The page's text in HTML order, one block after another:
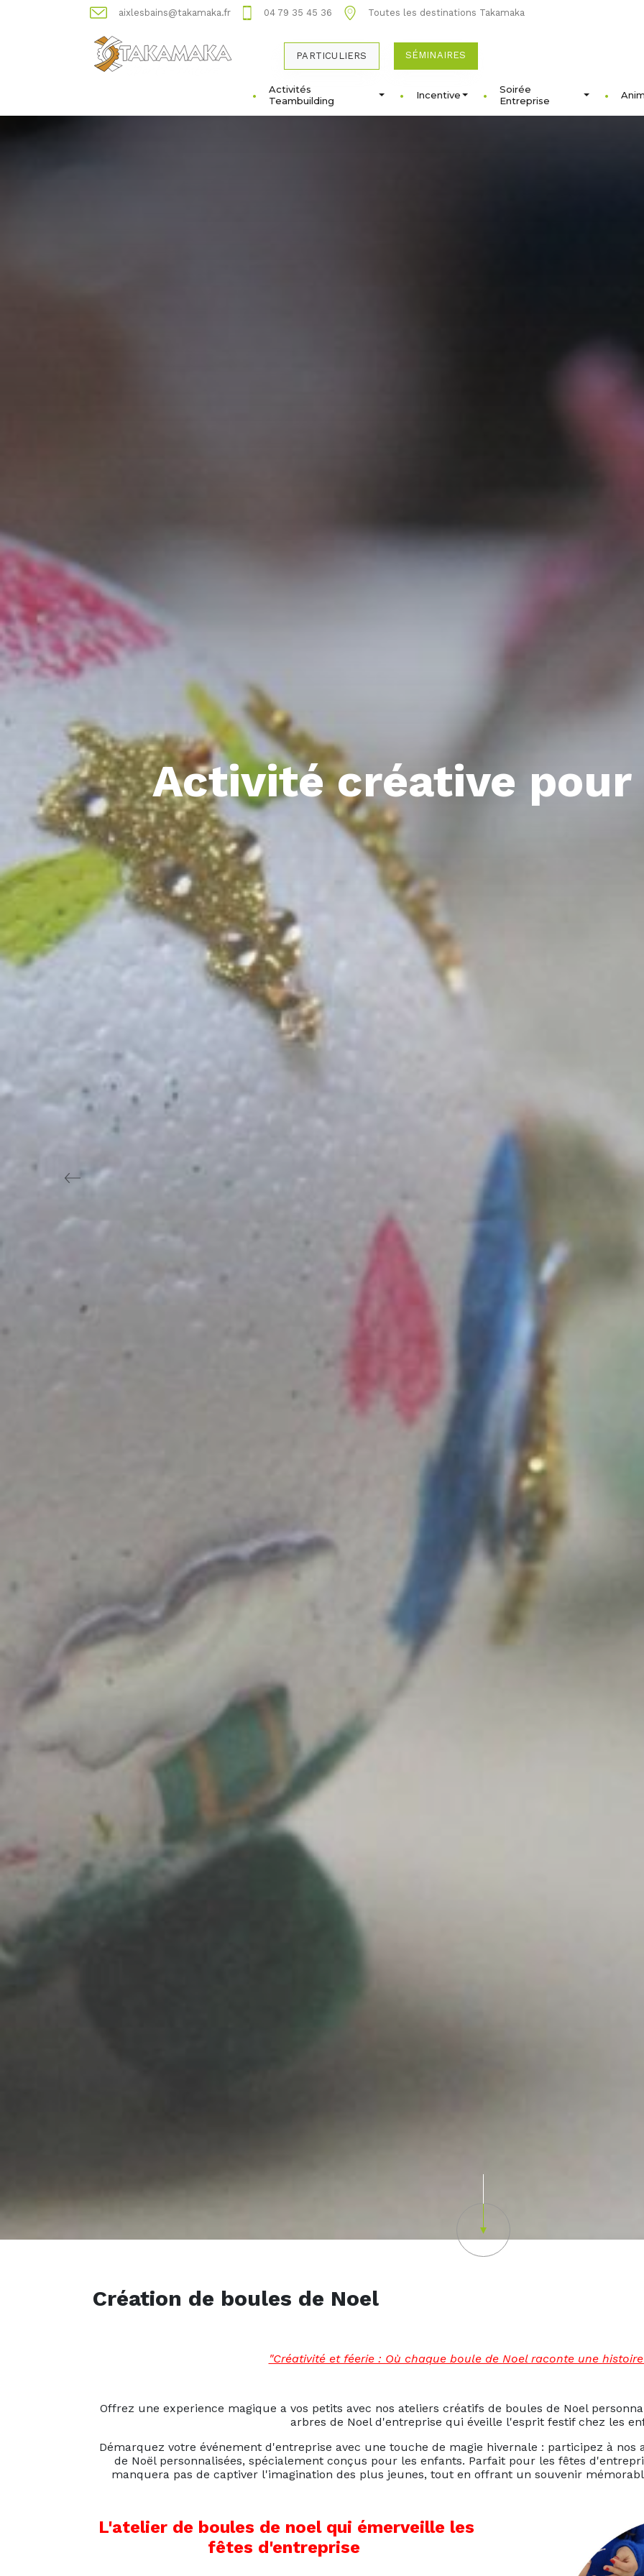
aixlesbains@takamaka.fr 04 79 35 45 36 Toutes les destinations Takamaka
PARTICULIERS SÉMINAIRES
Activités
Teambuilding
Incentive
Soirée
Entreprise
Activité créative
Previous
Création de boules de Noel
"Créativité et féerie : Où chaque boule de Noel raconte une
Offrez une experience magique a vos petits avec nos ateliers créatifs de boules de Noel
arbres de Noel d'entreprise qui éveille l'esprit festif chez les
Démarquez votre événement d'entreprise avec une touche de magie hivernale : participez à
de Noël personnalisées, spécialement conçus pour les enfants. Parfait pour les fêtes
manquera pas de captiver l'imagination des plus jeunes, tout en offrant un souvenir
L'atelier de boules de noel qui émerveille les
fêtes d'entreprise